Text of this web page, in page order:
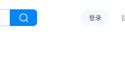
登录